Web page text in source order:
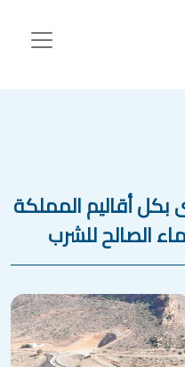
أقاليم المملكة
الصالح للشرب